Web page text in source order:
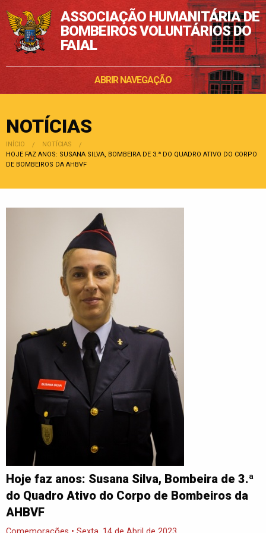
ASSOCIAÇÃO HUMANITÁRIA DE
BOMBEIROS VOLUNTÁRIOS DO
FAIAL
ABRIR NAVEGAÇÃO
NOTÍCIAS
INÍCIO
NOTÍCIAS
POSIÇÃO:
HOJE FAZ ANOS: SUSANA SILVA, BOMBEIRA DE 3.ª DO QUADRO ATIVO DO CORPO
DE BOMBEIROS DA AHBVF
Hoje faz anos: Susana Silva, Bombeira de 3.ª
do Quadro Ativo do Corpo de Bombeiros da
AHBVF